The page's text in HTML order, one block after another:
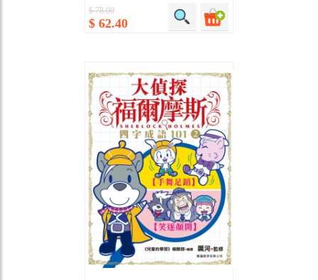
$ 78.00
$ 62.40